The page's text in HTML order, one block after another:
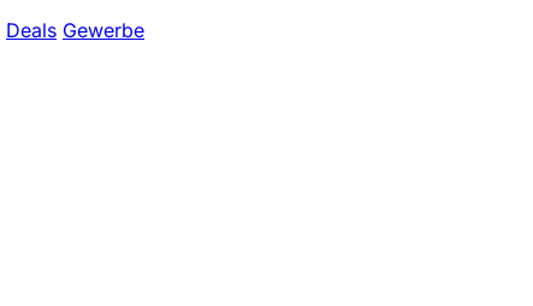
Deals Gewerbe